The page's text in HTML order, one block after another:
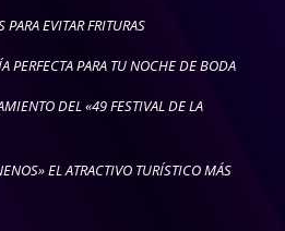
PARA EVITAR FRITURAS
PERFECTA PARA TU NOCHE DE BODA
DEL «49 FESTIVAL DE LA
EL ATRACTIVO TURÍSTICO MÁS